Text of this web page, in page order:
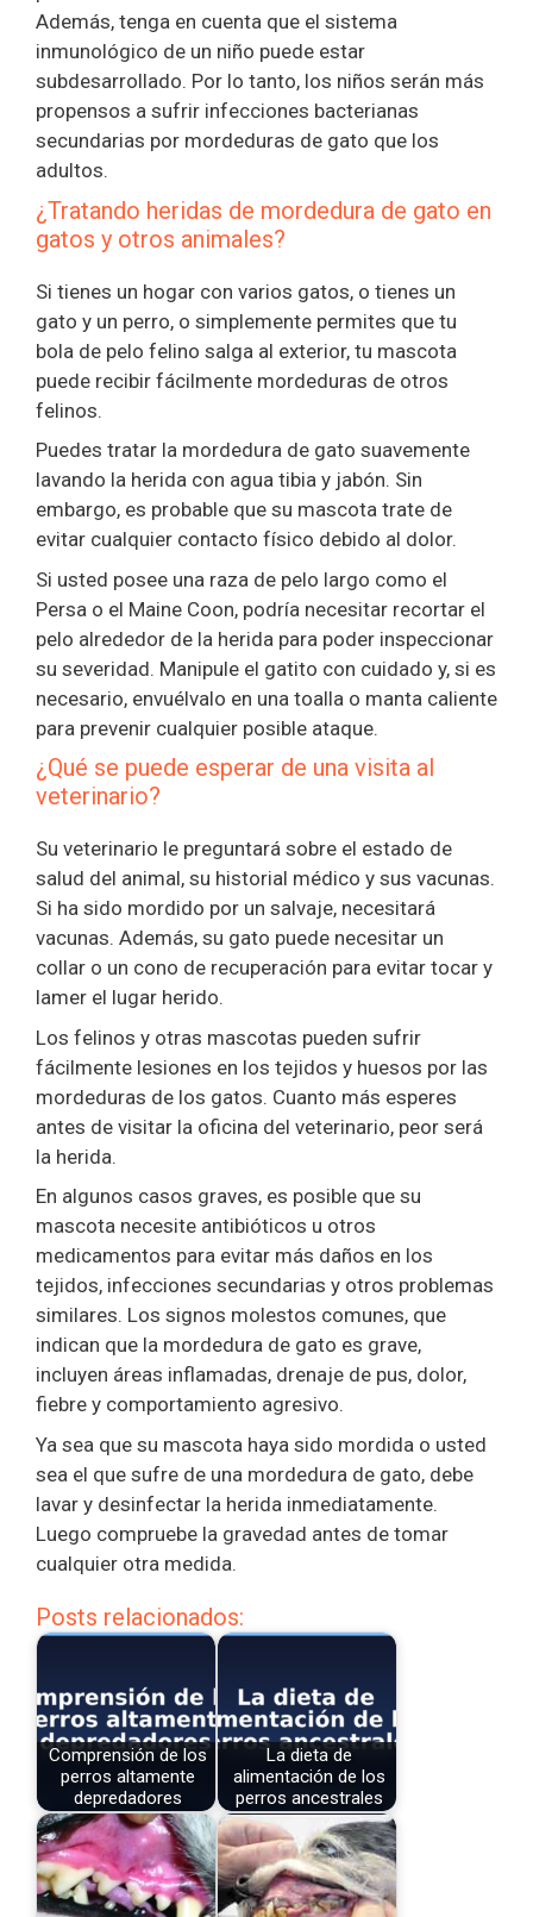
Además, tenga en cuenta que el sistema
inmunológico de un niño puede estar
subdesarrollado. Por lo tanto, los niños serán más
propensos a sufrir infecciones bacterianas
secundarias por mordeduras de gato que los
adultos.
¿Tratando heridas de mordedura de gato en
gatos y otros animales?
Si tienes un hogar con varios gatos, o tienes un
gato y un perro, o simplemente permites que tu
bola de pelo felino salga al exterior, tu mascota
puede recibir fácilmente mordeduras de otros
felinos.
Puedes tratar la mordedura de gato suavemente
lavando la herida con agua tibia y jabón. Sin
embargo, es probable que su mascota trate de
evitar cualquier contacto físico debido al dolor.
Si usted posee una raza de pelo largo como el
Persa o el Maine Coon, podría necesitar recortar el
pelo alrededor de la herida para poder inspeccionar
su severidad. Manipule el gatito con cuidado y, si es
necesario, envuélvalo en una toalla o manta caliente
para prevenir cualquier posible ataque.
¿Qué se puede esperar de una visita al
veterinario?
Su veterinario le preguntará sobre el estado de
salud del animal, su historial médico y sus vacunas.
Si ha sido mordido por un salvaje, necesitará
vacunas. Además, su gato puede necesitar un
collar o un cono de recuperación para evitar tocar y
lamer el lugar herido.
Los felinos y otras mascotas pueden sufrir
fácilmente lesiones en los tejidos y huesos por las
mordeduras de los gatos. Cuanto más esperes
antes de visitar la oficina del veterinario, peor será
la herida.
En algunos casos graves, es posible que su
mascota necesite antibióticos u otros
medicamentos para evitar más daños en los
tejidos, infecciones secundarias y otros problemas
similares. Los signos molestos comunes, que
indican que la mordedura de gato es grave,
incluyen áreas inflamadas, drenaje de pus, dolor,
fiebre y comportamiento agresivo.
Ya sea que su mascota haya sido mordida o usted
sea el que sufre de una mordedura de gato, debe
lavar y desinfectar la herida inmediatamente.
Luego compruebe la gravedad antes de tomar
cualquier otra medida.
Posts relacionados:
Comprensión de los
perros altamente
depredadores
La dieta de
alimentación de los
perros ancestrales